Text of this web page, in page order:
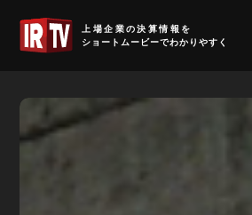
上場企業の決算情報を
ショートムービーでわかりやすく